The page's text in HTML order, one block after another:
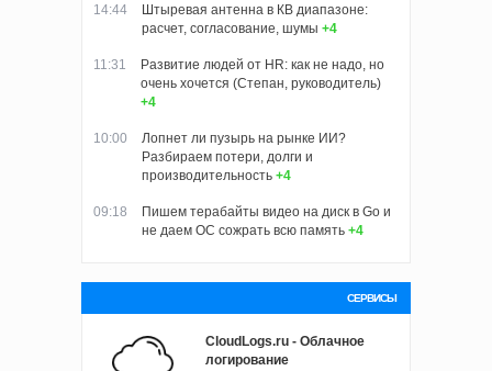
14:44
Штыревая антенна в КВ диапазоне:
расчет, согласование, шумы +4
11:31
Развитие людей от HR: как не надо, но
очень хочется (Степан, руководитель)
+4
10:00
Лопнет ли пузырь на рынке ИИ?
Разбираем потери, долги и
производительность +4
09:18
Пишем терабайты видео на диск в Go и
не даем ОС сожрать всю память +4
СЕРВИСЫ
CloudLogs.ru - Облачное
логирование